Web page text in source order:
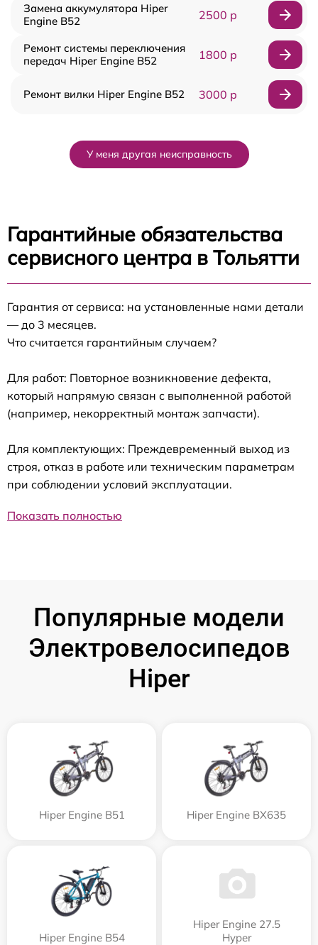
Замена аккумулятора Hiper
Engine B52
2500 р
Ремонт системы переключения
передач Hiper Engine B52
1800 р
Ремонт вилки Hiper Engine B52 3000 р
У меня другая неисправность
Гарантийные обязательства
сервисного центра в Тольятти
Гарантия от сервиса: на установленные нами детали
— до 3 месяцев.
Что считается гарантийным случаем?
Для работ: Повторное возникновение дефекта,
который напрямую связан с выполненной работой
(например, некорректный монтаж запчасти).
Для комплектующих: Преждевременный выход из
строя, отказ в работе или техническим параметрам
при соблюдении условий эксплуатации.
Показать полностью
Популярные модели
Электровелосипедов
Hiper
Hiper Engine B51 Hiper Engine BX635
Hiper Engine B54
Hiper Engine 27.5
Нyper